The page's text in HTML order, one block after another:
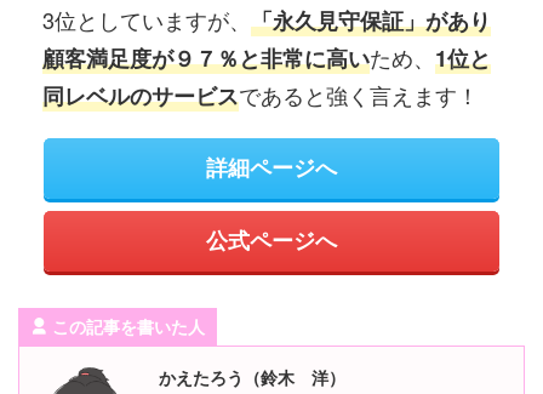
3位としていますが、 「永久見守保証」があり
顧客満足度が９７％と非常に高いため、 1位と
同レベルのサービスであると強く言えます！
詳細ページへ
公式ページへ
この記事を書いた人
かえたろう（鈴木 洋）